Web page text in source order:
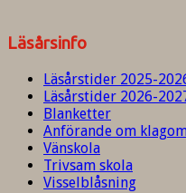
Läsårsinfo
Läsårstider 2025-
Läsårstider 2026-
Blanketter
Anförande om
Vänskola
Trivsam skola
Visselblåsning